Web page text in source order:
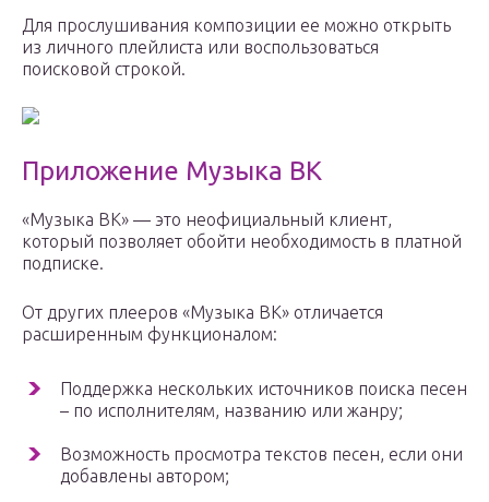
Для прослушивания композиции ее можно открыть
из личного плейлиста или воспользоваться
поисковой строкой.
Приложение Музыка ВК
«Музыка ВК» — это неофициальный клиент,
который позволяет обойти необходимость в платной
подписке.
От других плееров «Музыка ВК» отличается
расширенным функционалом:
Поддержка нескольких источников поиска песен
– по исполнителям, названию или жанру;
Возможность просмотра текстов песен, если они
добавлены автором;